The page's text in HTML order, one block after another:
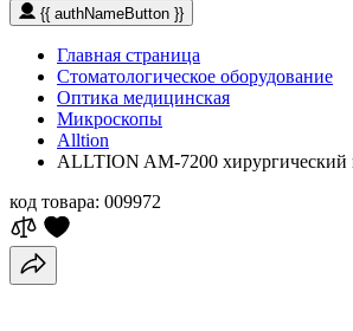
{{ authNameButton }}
Главная страница
Стоматологическое оборудование
Оптика медицинская
Микроскопы
Alltion
ALLTION AM-7200 хирургический
код товара: 009972